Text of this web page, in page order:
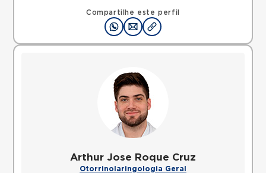
Compartilhe este perfil
Arthur Jose Roque Cruz
Otorrinolaringologia Geral